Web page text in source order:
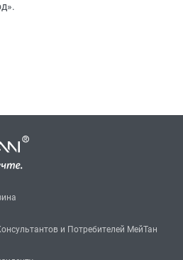
и Потребителей МейТан